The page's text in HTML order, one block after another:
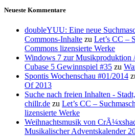
Neueste Kommentare
doubleYUU: Eine neue
Commons-Inhalte zu Let’s CC –
Commons lizensierte Werke
Windows 7 zur Musikproduktion
Cubase 5 Gewinnspiel #35 zu
Spontis Wochenschau #01/2014
Of 2013
Suche nach freien Inhalten -
chillr.de zu Let’s CC –
lizensierte Werke
Weihnachtsmusik von
Musikalischer Adventskalender